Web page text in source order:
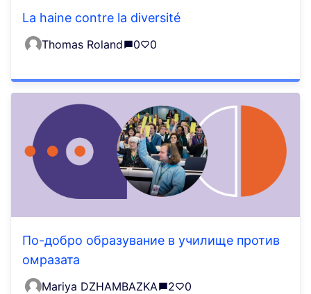
La haine contre la diversité
Thomas Roland 0 0
По-добро образувание в училище против
омразата
Mariya DZHAMBAZKA 2 0